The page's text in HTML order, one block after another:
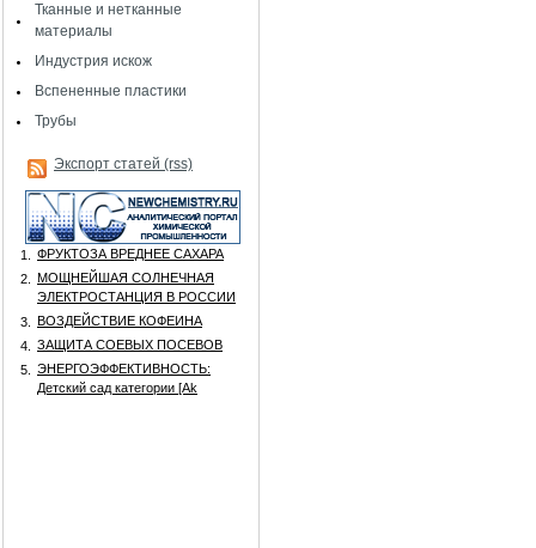
Тканные и нетканные
материалы
Индустрия искож
Вспененные пластики
Трубы
Экспорт статей (rss)
1.
ФРУКТОЗА ВРЕДНЕЕ САХАРА
2.
МОЩНЕЙШАЯ СОЛНЕЧНАЯ
ЭЛЕКТРОСТАНЦИЯ В РОССИИ
3.
ВОЗДЕЙСТВИЕ КОФЕИНА
4.
ЗАЩИТА СОЕВЫХ ПОСЕВОВ
5.
ЭНЕРГОЭФФЕКТИВНОСТЬ:
Детский сад категории [Аk